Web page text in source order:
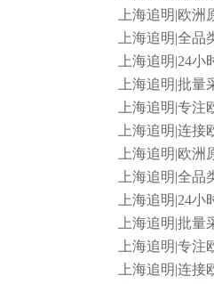
上海追明|欧洲
上海追明|全品
上海追明|24小
上海追明|批量
上海追明|专注
上海追明|连接
上海追明|欧洲
上海追明|全品
上海追明|24小
上海追明|批量
上海追明|专注
上海追明|连接